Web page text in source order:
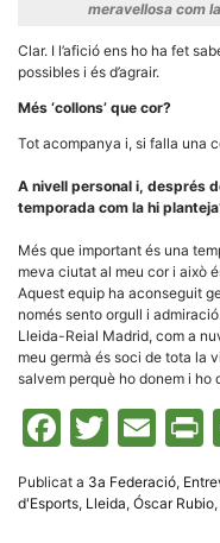
meravellosa com
Clar. I l’afició ens ho ha fet
possibles i és d’agrair.
Més ‘collons’ que cor?
Tot acompanya i, si falla una
A nivell personal i, després
temporada com la hi
Més que important és una
meva ciutat al meu cor i això
Aquest equip ha aconseguit
només sento orgull i
Lleida-Reial Madrid, com a
meu germà és soci de tota la
salvem perquè ho donem i ho
Publicat a 3a Federació,
d'Esports, Lleida, Óscar Rubio,